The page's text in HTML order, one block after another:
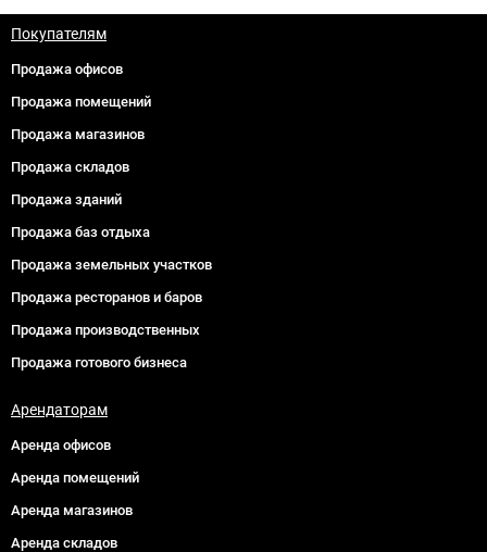
Покупателям
Продажа офисов
Продажа помещений
Продажа магазинов
Продажа складов
Продажа зданий
Продажа баз отдыха
Продажа земельных участков
Продажа ресторанов и баров
Продажа производственных
Продажа готового бизнеса
Арендаторам
Аренда офисов
Аренда помещений
Аренда магазинов
Аренда складов